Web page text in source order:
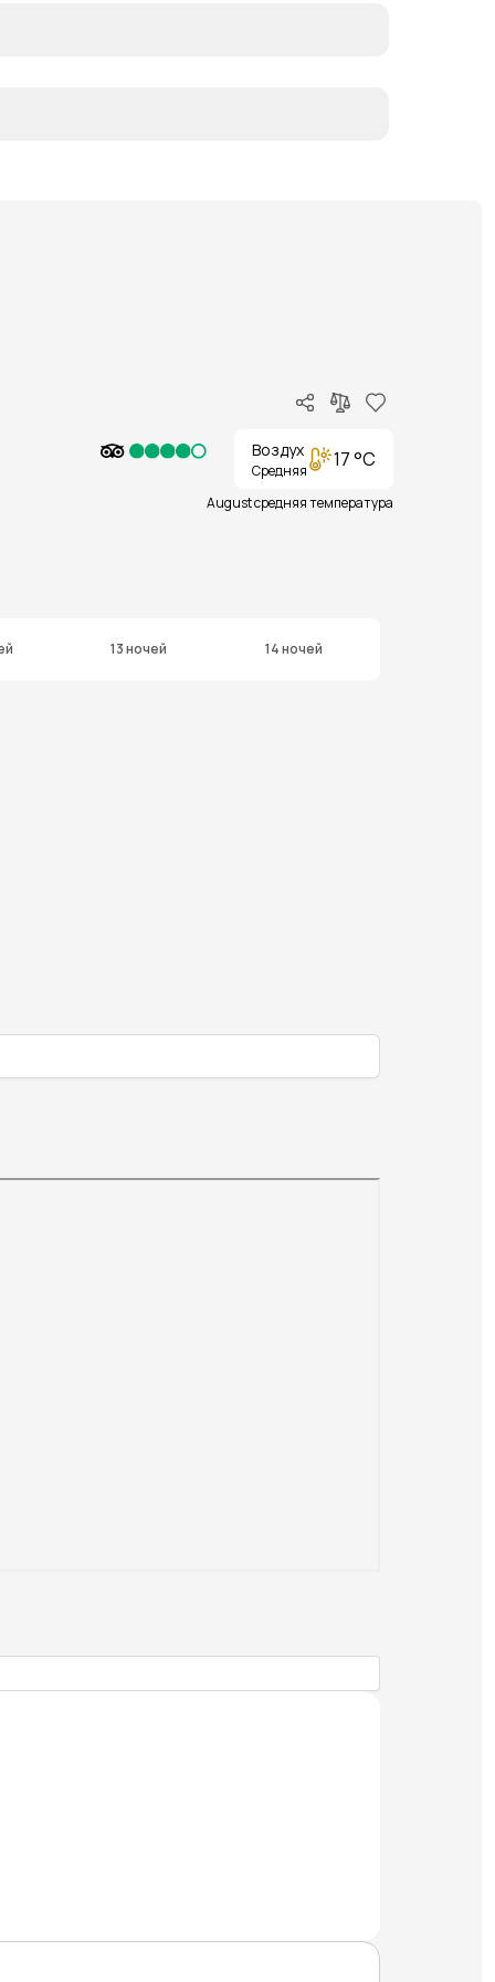
Воздух
Средняя 17 °C
August средняя температура
13 ночей 14 ночей